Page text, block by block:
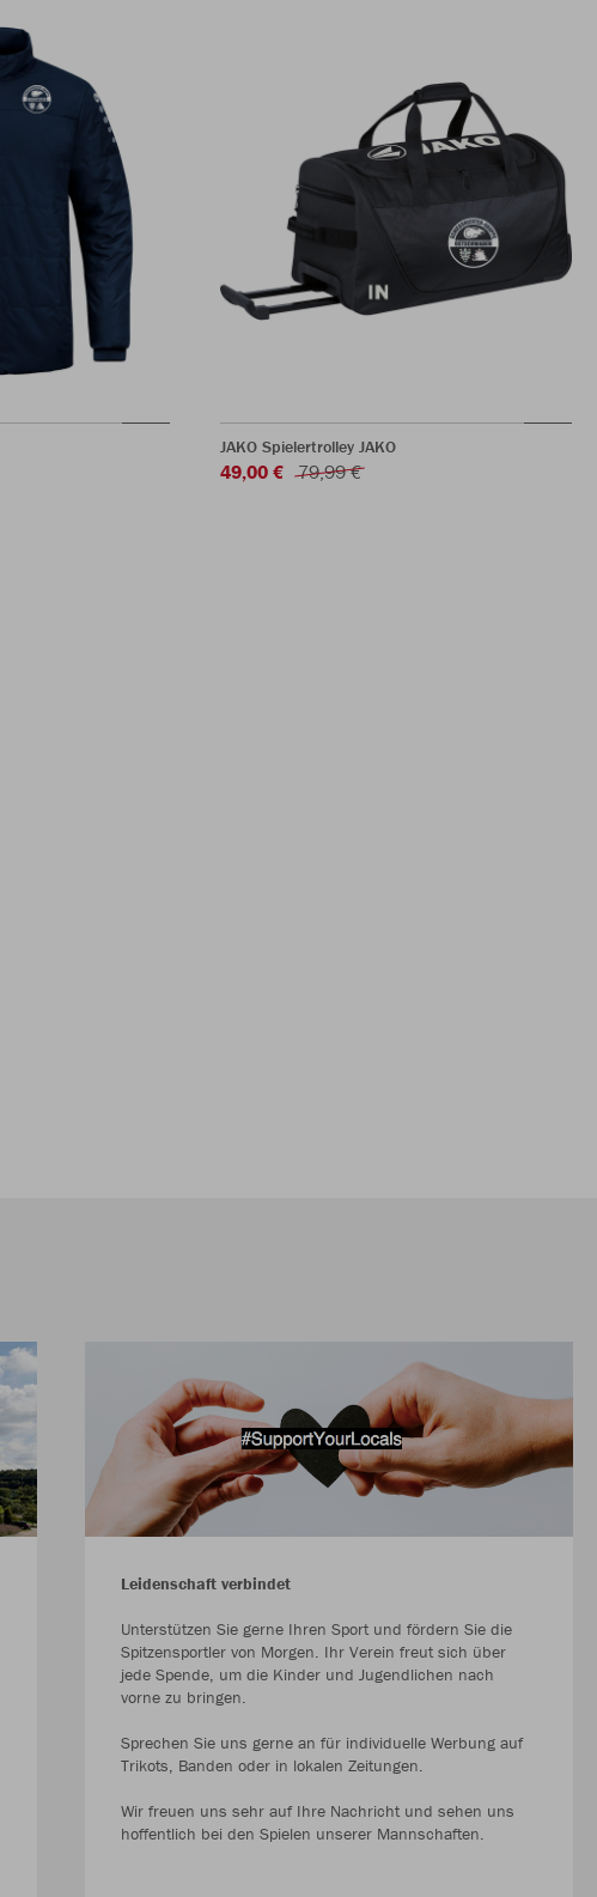
JAKO Spielertrolley JAKO
49,00 € 79,99 €
Leidenschaft verbindet
Unterstützen Sie gerne Ihren Sport und fördern Sie die
Spitzensportler von Morgen. Ihr Verein freut sich über
jede Spende, um die Kinder und Jugendlichen nach
vorne zu bringen.
Sprechen Sie uns gerne an für individuelle Werbung auf
Trikots, Banden oder in lokalen Zeitungen.
Wir freuen uns sehr auf Ihre Nachricht und sehen uns
hoffentlich bei den Spielen unserer Mannschaften.